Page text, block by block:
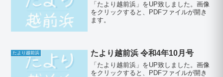
「たより越前浜」をUP致しました。画像
をクリックすると、PDFファイルが開き
ます。
たより越前浜 たより越前浜 令和4年10月号
「たより越前浜」をUP致しました。画像
をクリックすると、PDFファイルが開き